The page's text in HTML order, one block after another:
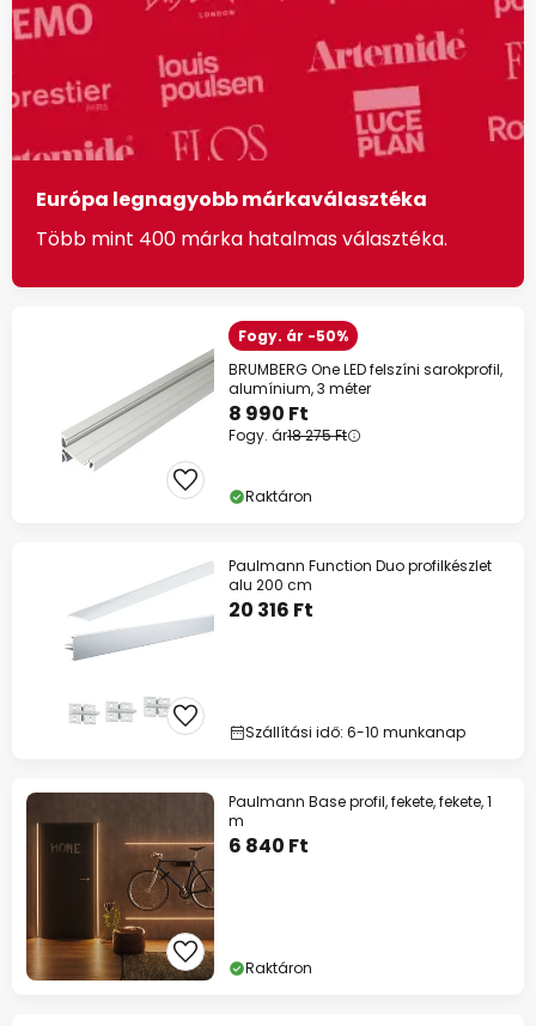
Európa legnagyobb márkaválasztéka
Több mint 400 márka hatalmas választéka.
Fogy. ár -50%
BRUMBERG One LED felszíni sarokprofil,
alumínium, 3 méter
8 990 Ft
Fogy. ár18 275 Ft
Raktáron
Paulmann Function Duo profilkészlet
alu 200 cm
20 316 Ft
Szállítási idő: 6-10 munkanap
Paulmann Base profil, fekete, fekete, 1
m
6 840 Ft
Raktáron